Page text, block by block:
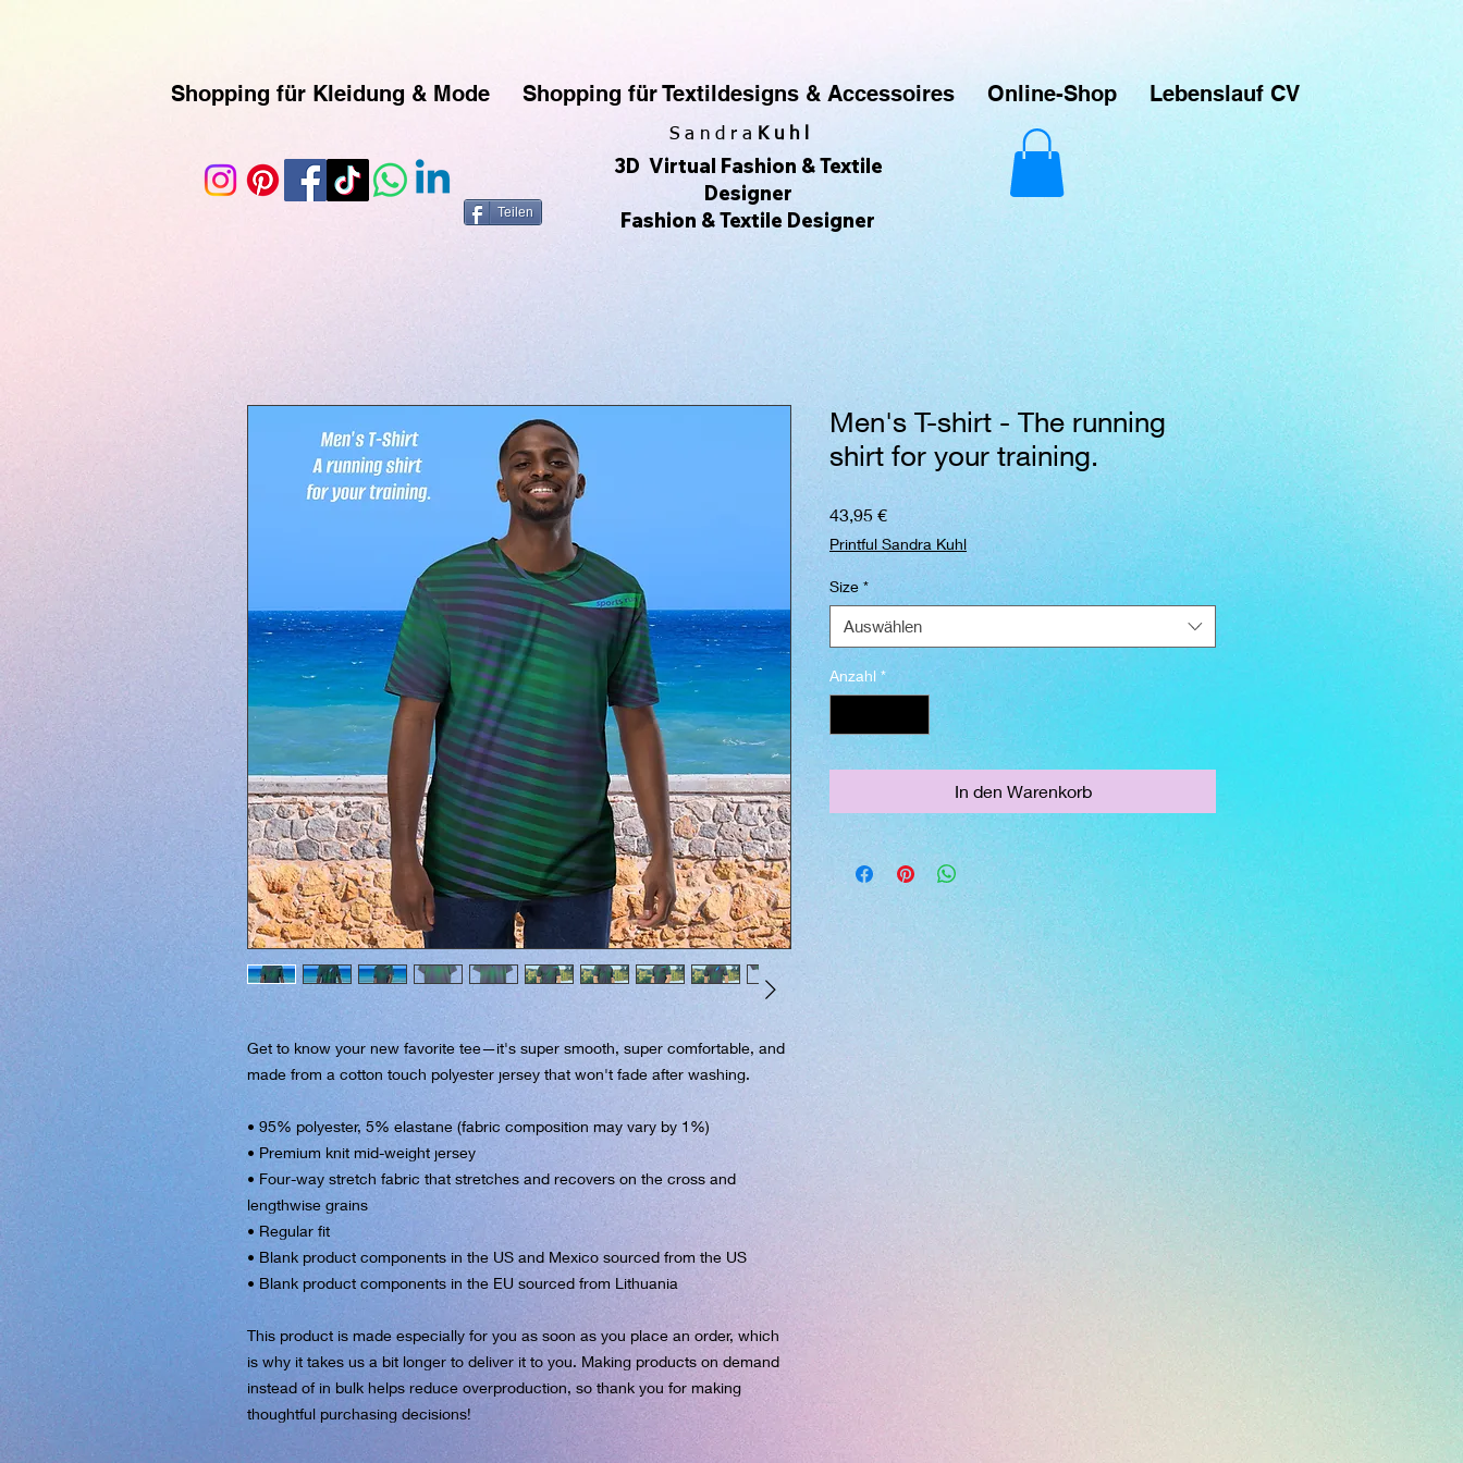
Shopping für Kleidung & Mode Shopping für Textildesigns & Accessoires Online-Shop Lebenslauf CV
S a n d r a Kuhl
Teilen
3D Virtual Fashion & Textile
Designer
Fashion & Textile Designer
Get to know your new favorite tee—it's super smooth, super comfortable, and
made from a cotton touch polyester jersey that won't fade after washing.
• 95% polyester, 5% elastane (fabric composition may vary by 1%)
• Premium knit mid-weight jersey
• Four-way stretch fabric that stretches and recovers on the cross and
lengthwise grains
• Regular fit
• Blank product components in the US and Mexico sourced from the US
• Blank product components in the EU sourced from Lithuania
This product is made especially for you as soon as you place an order, which
is why it takes us a bit longer to deliver it to you. Making products on demand
instead of in bulk helps reduce overproduction, so thank you for making
thoughtful purchasing decisions!
Men's T-shirt - The running
shirt for your training.
43,95 €Preis
Printful Sandra Kuhl
Size *
Auswählen
Anzahl *
In den Warenkorb